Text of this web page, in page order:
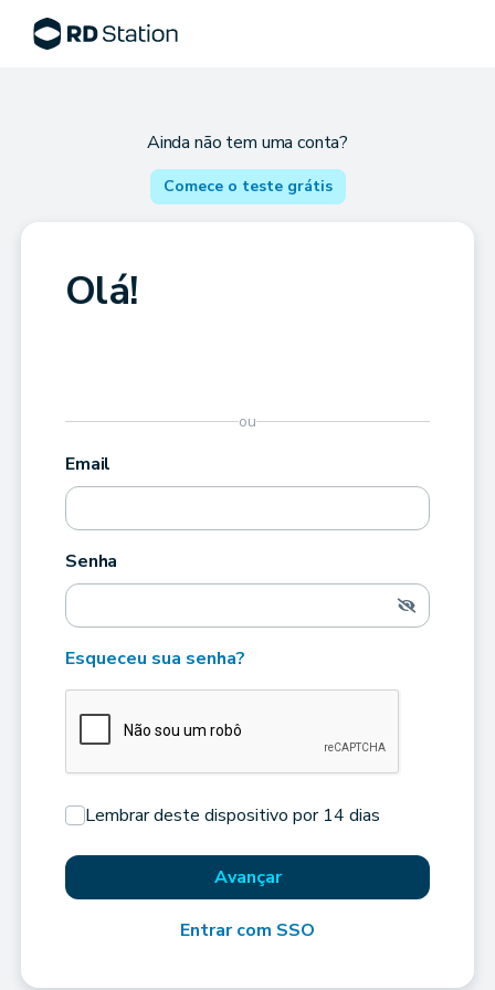
Ainda não tem uma conta?
Comece o teste grátis
Olá!
ou
Email
Senha
Esqueceu sua senha?
Lembrar deste dispositivo por 14 dias
Avançar
Entrar com SSO